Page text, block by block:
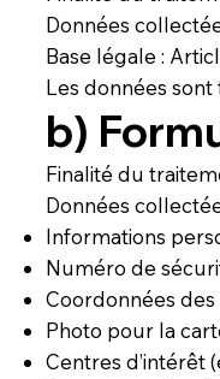
Données
Base légale :
Les données
b)
Finalité du
Données
Informations
Numéro de
Coordonnées des
Photo pour la
Centres d’intérêt